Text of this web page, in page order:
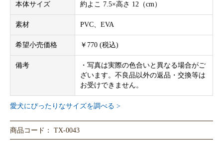
本体サイズ 約よこ 7.5×高さ 12（cm）
素材 PVC、EVA
希望小売価格 ￥770 (税込)
備考
・写真は実際の色合いと異なる場合がご
ざいます。不良品以外の返品・交換等は
お受けできません。
愛犬にぴったりなサイズを調べる >
商品コード： TX-0043